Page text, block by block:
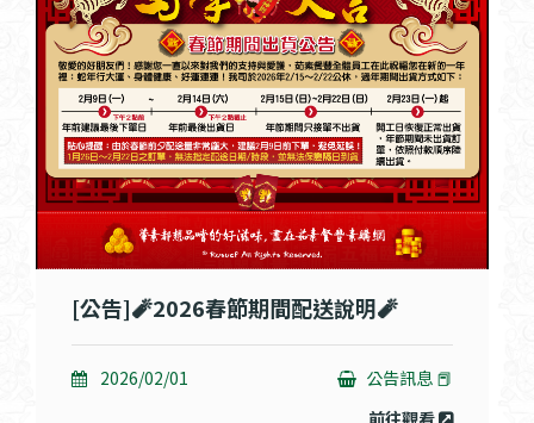
[公告]🧨2026春節期間配送說明🧨
2026/02/01
公告訊息 📕